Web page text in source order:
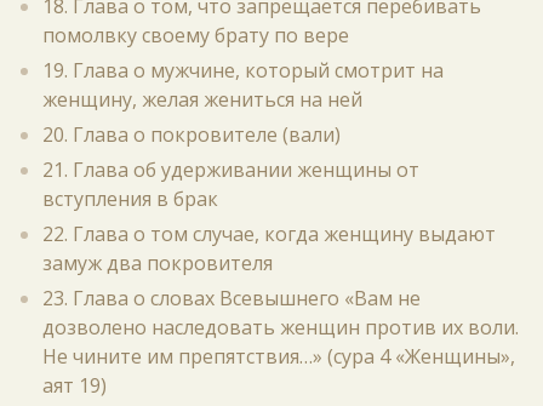
18. Глава о том, что запрещается перебивать
помолвку своему брату по вере
19. Глава о мужчине, который смотрит на
женщину, желая жениться на ней
20. Глава о покровителе (вали)
21. Глава об удерживании женщины от
вступления в брак
22. Глава о том случае, когда женщину выдают
замуж два покровителя
23. Глава о словах Всевышнего «Вам не
дозволено наследовать женщин против их воли.
Не чините им препятствия…» (сура 4 «Женщины»,
аят 19)